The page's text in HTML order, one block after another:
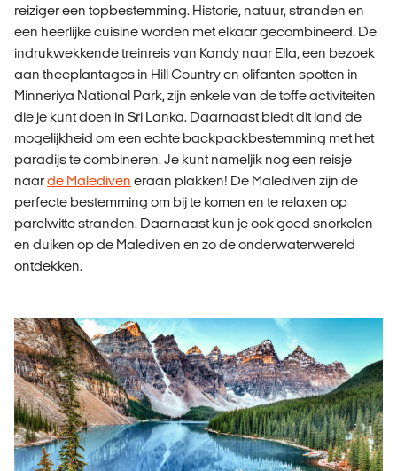
reiziger een topbestemming. Historie, natuur, stranden en
een heerlijke cuisine worden met elkaar gecombineerd. De
indrukwekkende treinreis van Kandy naar Ella, een bezoek
aan theeplantages in Hill Country en olifanten spotten in
Minneriya National Park, zijn enkele van de toffe activiteiten
die je kunt doen in Sri Lanka. Daarnaast biedt dit land de
mogelijkheid om een echte backpackbestemming met het
paradijs te combineren. Je kunt nameljik nog een reisje
naarde Malediven eraan plakken! De Malediven zijn de
perfecte bestemming om bij te komen en te relaxen op
parelwitte stranden. Daarnaast kun je ook goed snorkelen
en duiken op de Malediven en zo de onderwaterwereld
ontdekken.